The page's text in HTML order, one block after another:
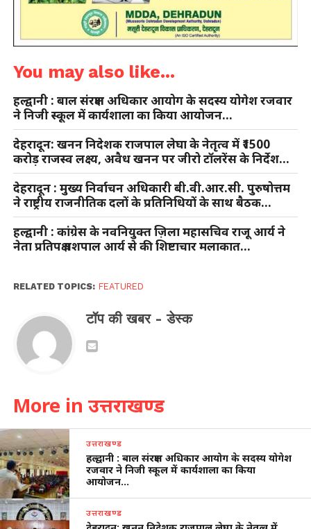
You may also like...
हल्द्वानी : बाल संरक्षण अधिकार आयोग के सदस्य योगेश रजवार
ने निजी स्कूल में कार्यशाला का किया आयोजन…
देहरादून: खनन निदेशक राजपाल लेघा के नेतृत्व में ₹1500
करोड़ राजस्व लक्ष्य, अवैध खनन पर जीरो टॉलरेंस के निर्देश…
देहरादून : मुख्य निर्वाचन अधिकारी बी.वी.आर.सी. पुरुषोत्तम
ने राष्ट्रीय राजनीतिक दलों के प्रतिनिधियों के साथ बैठक…
हल्द्वानी : कांग्रेस के नवनियुक्त ज़िला महासचिव राजू आर्य ने
नेता प्रतिपक्ष यशपाल आर्य से की शिष्टाचार मलाकात…
RELATED TOPICS: FEATURED
टॉप की खबर - डेस्क
More in उत्तराखण्ड
उत्तराखण्ड
हल्द्वानी : बाल संरक्षण अधिकार आयोग के सदस्य योगेश
रजवार ने निजी स्कूल में कार्यशाला का किया
आयोजन…
उत्तराखण्ड